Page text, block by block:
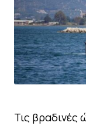
Τις βραδινές